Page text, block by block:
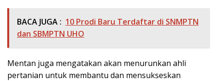
BACA JUGA : 10 Prodi Baru Terdaftar di SNMPTN
dan SBMPTN UHO
Mentan juga mengatakan akan menurunkan ahli
pertanian untuk membantu dan mensukseskan